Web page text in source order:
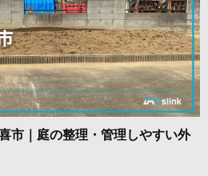
市｜庭の整理・管理しやすい外